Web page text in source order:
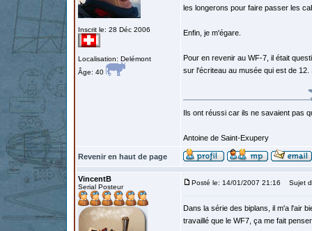
Inscrit le: 28 Déc 2006
Localisation: Delémont
Âge: 40
les longerons pour faire passer les
Enfin, je m'égare.
Pour en revenir au WF-7, il était
sur l'écriteau au musée qui est de
Ils ont réussi car ils ne savaient pas
Antoine de Saint-Exupery
Revenir en haut de page
VincentB
Serial Posteur
Posté le: 14/01/2007 21:16 Sujet
Dans la série des biplans, il m'a l'air
travaillé que le WF7, ça me fait